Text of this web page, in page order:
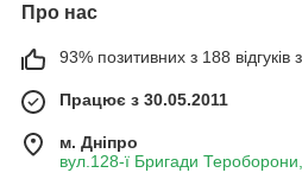
Про нас
93% позитивних з 188 відгуків
Працює з 30.05.2011
м. Дніпро
вул.128-ї Бригади